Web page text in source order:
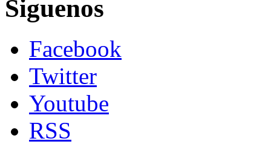
Siguenos
Facebook
Twitter
Youtube
RSS